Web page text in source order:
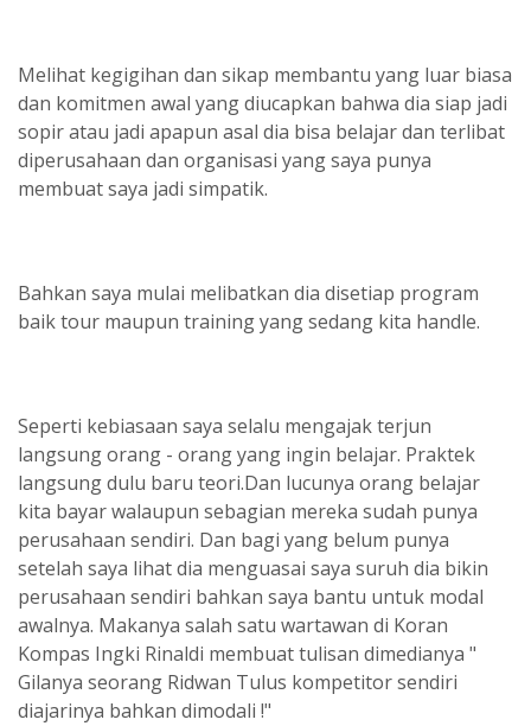
Melihat kegigihan dan sikap membantu yang luar biasa
dan komitmen awal yang diucapkan bahwa dia siap jadi
sopir atau jadi apapun asal dia bisa belajar dan terlibat
diperusahaan dan organisasi yang saya punya
membuat saya jadi simpatik.
Bahkan saya mulai melibatkan dia disetiap program
baik tour maupun training yang sedang kita handle.
Seperti kebiasaan saya selalu mengajak terjun
langsung orang - orang yang ingin belajar. Praktek
langsung dulu baru teori.Dan lucunya orang belajar
kita bayar walaupun sebagian mereka sudah punya
perusahaan sendiri. Dan bagi yang belum punya
setelah saya lihat dia menguasai saya suruh dia bikin
perusahaan sendiri bahkan saya bantu untuk modal
awalnya. Makanya salah satu wartawan di Koran
Kompas Ingki Rinaldi membuat tulisan dimedianya "
Gilanya seorang Ridwan Tulus kompetitor sendiri
diajarinya bahkan dimodali !"